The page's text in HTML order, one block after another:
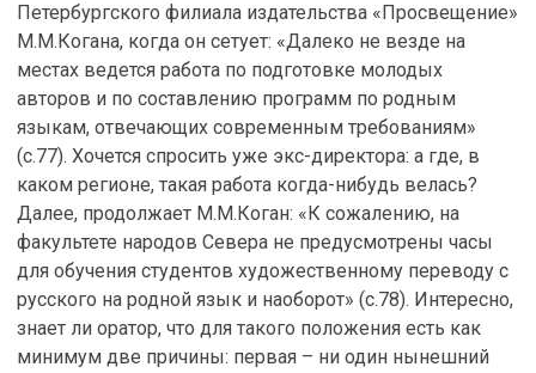
Петербургского филиала издательства «Просвещение»
М.М.Когана, когда он сетует: «Далеко не везде на
местах ведется работа по подготовке молодых
авторов и по составлению программ по родным
языкам, отвечающих современным требованиям»
(с.77). Хочется спросить уже экс-директора: а где, в
каком регионе, такая работа когда-нибудь велась?
Далее, продолжает М.М.Коган: «К сожалению, на
факультете народов Севера не предусмотрены часы
для обучения студентов художественному переводу с
русского на родной язык и наоборот» (с.78). Интересно,
знает ли оратор, что для такого положения есть как
минимум две причины: первая – ни один нынешний